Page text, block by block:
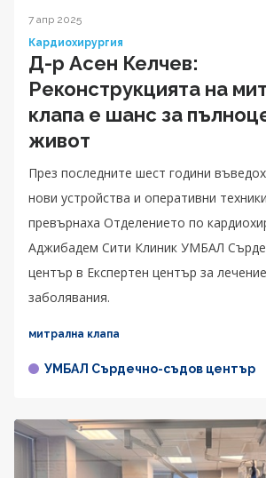
7 апр 2025
Кардиохирургия
Д-р Асен Келчев:
Реконструкцията на
клапа е шанс за
живот
През последните шест години
нови устройства и оперативни
превърнаха Отделението по
Аджибадем Сити Клиник УМБАЛ
център в Експертен център за
заболявания.
митрална клапа
УМБАЛ Сърдечно-съдов център